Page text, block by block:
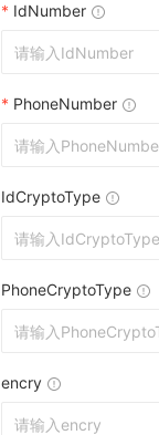
* IdNumber
* PhoneNumber
IdCryptoType
PhoneCryptoType
encry